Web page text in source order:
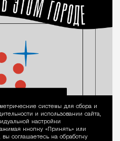
Уведомление
системы для сбора и
и использовании сайта,
настройки
кнопку «Принять» или
соглашаетесь на обработку